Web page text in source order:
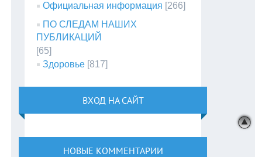
Официальная информация [266]
ПО СЛЕДАМ НАШИХ
ПУБЛИКАЦИЙ
[65]
Здоровье [817]
ВХОД НА САЙТ
НОВЫЕ КОММЕНТАРИИ